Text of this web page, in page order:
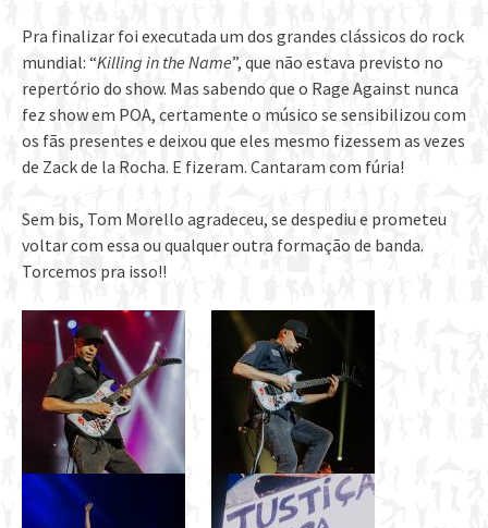
Pra finalizar foi executada um dos grandes clássicos do rock
mundial: “Killing in the Name”, que não estava previsto no
repertório do show. Mas sabendo que o Rage Against nunca
fez show em POA, certamente o músico se sensibilizou com
os fãs presentes e deixou que eles mesmo fizessem as vezes
de Zack de la Rocha. E fizeram. Cantaram com fúria!
Sem bis, Tom Morello agradeceu, se despediu e prometeu
voltar com essa ou qualquer outra formação de banda.
Torcemos pra isso!!